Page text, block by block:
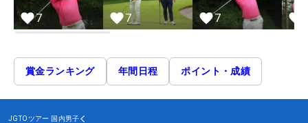
7 7 7
賞金ランキング 年間日程 ポイント・成績
JGTOツアー 国内男子